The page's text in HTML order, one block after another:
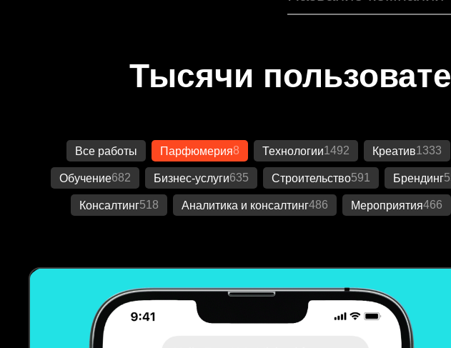
Тысячи
Все работы Парфюмерия8 Технологии1492 Креатив1333
Обучение682 Бизнес-услуги635 Строительство591 Брендинг
Консалтинг518 Аналитика и консалтинг486 Мероприятия466